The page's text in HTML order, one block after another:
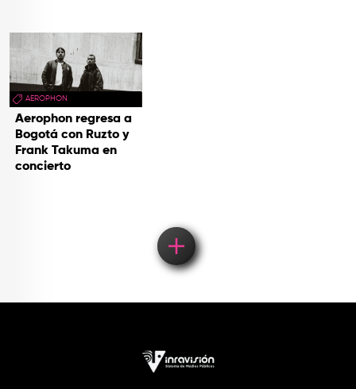
AEROPHON
Aerophon regresa a
Bogotá con Ruzto y
Frank Takuma en
concierto